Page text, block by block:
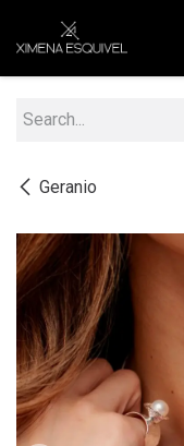
Geranio